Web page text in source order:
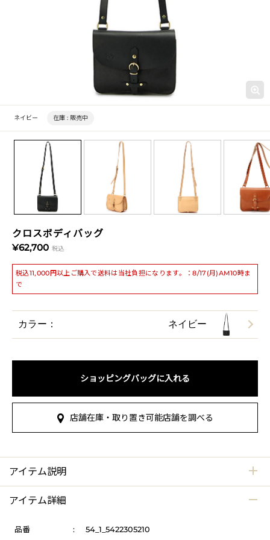
クロスボディバッグ
¥62,700 税込
税込11,000円以上ご購入で送料は当社負担になります。：8/17(月)AM10時ま
で
ネイビー 在庫 : 販売中
カラー： ネイビー
ショッピングバッグに入れる
店舗在庫・取り置き可能店舗を調べる
アイテム説明
アイテム詳細
品番 :
54_1_5422305210